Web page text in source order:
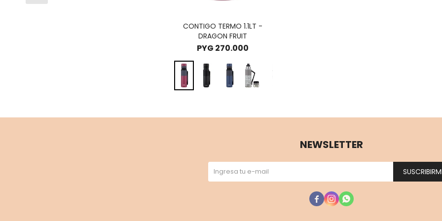
CONTIGO TERMO 1.1LT -
DRAGON FRUIT
PYG 270.000
NEWSLETTER
  